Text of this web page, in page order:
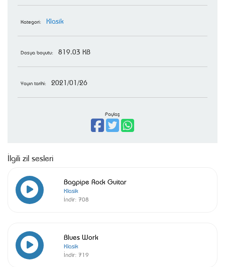
Kategori: Klasik
Dosya boyutu: 819.03 KB
Yayın tarihi: 2021/01/26
Paylaş
İlgili zil sesleri
Bagpipe Rock Guitar
Klasik
İndir: 708
Blues Work
Klasik
İndir: 719